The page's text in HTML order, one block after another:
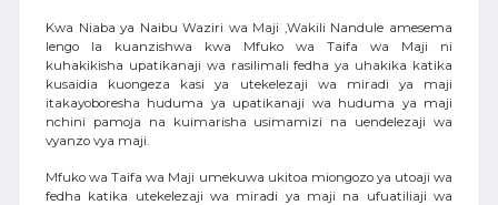
Kwa Niaba ya Naibu Waziri wa Maji ,Wakili Nandule amesema
lengo la kuanzishwa kwa Mfuko wa Taifa wa Maji ni
kuhakikisha upatikanaji wa rasilimali fedha ya uhakika katika
kusaidia kuongeza kasi ya utekelezaji wa miradi ya maji
itakayoboresha huduma ya upatikanaji wa huduma ya maji
nchini pamoja na kuimarisha usimamizi na uendelezaji wa
vyanzo vya maji.
Mfuko wa Taifa wa Maji umekuwa ukitoa miongozo ya utoaji wa
fedha katika utekelezaji wa miradi ya maji na ufuatiliaji wa